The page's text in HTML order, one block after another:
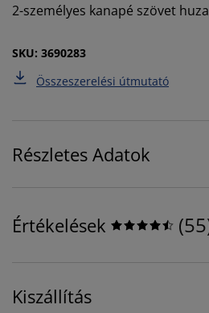
2-személyes kanapé szövet
SKU: 3690283
Összeszerelési útmutató
Részletes Adatok
Értékelések (55
Kiszállítás